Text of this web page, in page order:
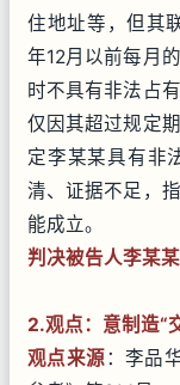
住地址等，但其
年12月以前每月
时不具有非法占
仅因其超过规定
定李某某具有非
清、证据不足，
能成立。
判决被告人李某某
2.观点：意制造“
观点来源：李品